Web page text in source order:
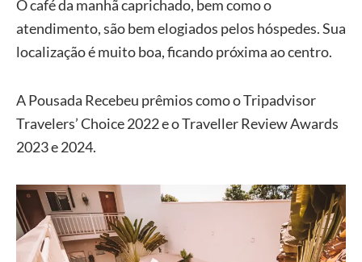
O café da manhã caprichado, bem como o
atendimento, são bem elogiados pelos hóspedes. Sua
localização é muito boa, ficando próxima ao centro.
A Pousada Recebeu prêmios como o Tripadvisor
Travelers’ Choice 2022 e o Traveller Review Awards
2023 e 2024.